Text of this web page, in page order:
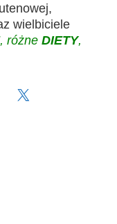
wielbiciele
, różne DIETY,